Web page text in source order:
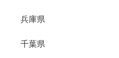
兵庫県
千葉県